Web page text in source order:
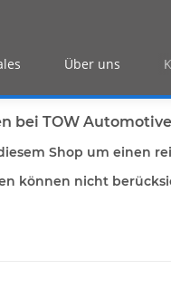
Über uns
bei TOW Automotive
Shop um einen
können nicht